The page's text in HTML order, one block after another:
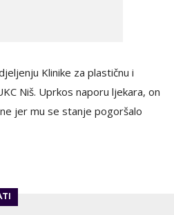
Klinike za plastičnu i
Niš. Uprkos naporu ljekara, on
jer mu se stanje pogoršalo